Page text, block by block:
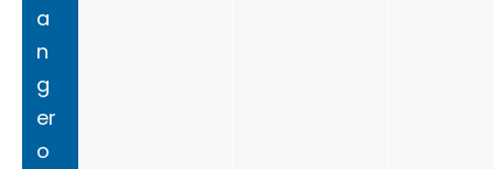
a
n
g
er
o